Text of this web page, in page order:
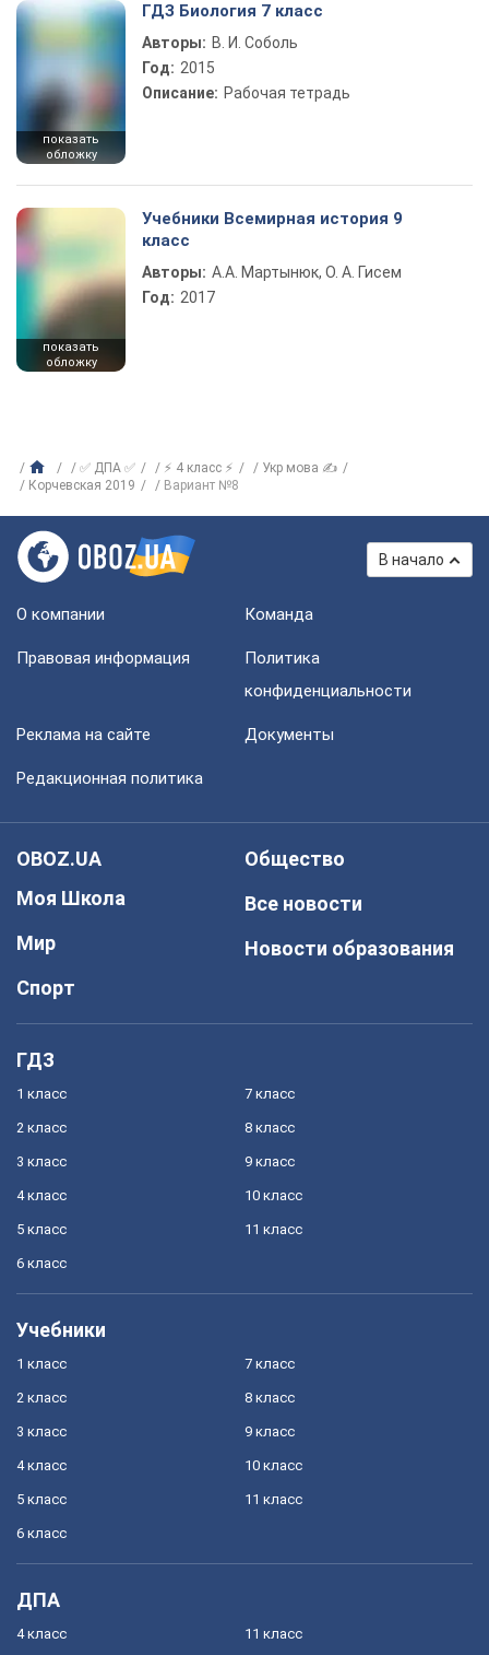
показать
обложку
ГДЗ Биология 7 класс
Авторы: В. И. Соболь
Год: 2015
Описание: Рабочая тетрадь
показать
обложку
Учебники Всемирная история 9
класс
Авторы: А.А. Мартынюк, О. А. Гисем
Год: 2017
✅ ДПА ✅ ⚡ 4 класс ⚡
Укр мова ✍
Корчевская 2019
Вариант №8
В начало
О компании Команда
Правовая информация
Политика
конфиденциальности
Реклама на сайте Документы
Редакционная политика
OBOZ.UA
Моя Школа
Мир
Спорт
Общество
Все новости
Новости образования
ГДЗ
1 класс
2 класс
3 класс
4 класс
5 класс
6 класс
7 класс
8 класс
9 класс
10 класс
11 класс
Учебники
1 класс
2 класс
3 класс
4 класс
5 класс
6 класс
7 класс
8 класс
9 класс
10 класс
11 класс
ДПА
4 класс 11 класс